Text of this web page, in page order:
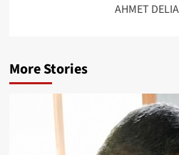
AHMET
More Stories